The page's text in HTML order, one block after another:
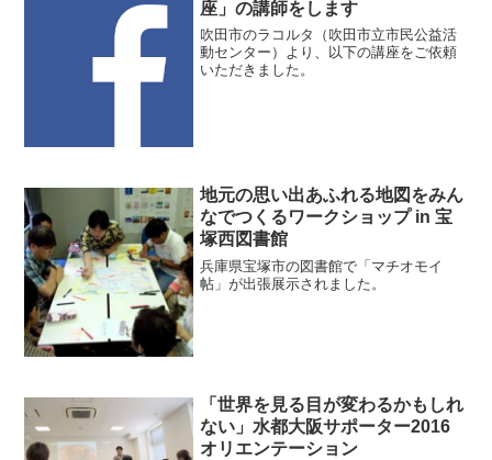
座」の講師をします
吹田市のラコルタ（吹田市立市民公益活
動センター）より、以下の講座をご依頼
いただきました。
地元の思い出あふれる地図をみん
なでつくるワークショップ in 宝
塚西図書館
兵庫県宝塚市の図書館で「マチオモイ
帖」が出張展示されました。
「世界を見る目が変わるかもしれ
ない」水都大阪サポーター2016
オリエンテーション